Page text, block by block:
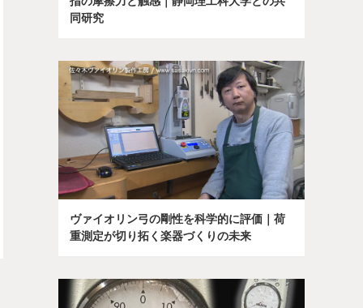
同研究
ヴァイオリン弓の剛性を科学的に評価｜荷
重測定が切り拓く楽器づくりの未来